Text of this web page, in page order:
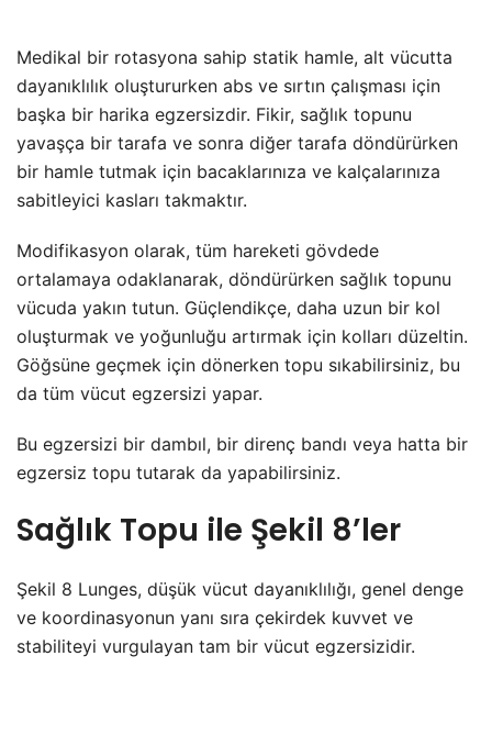
Medikal bir rotasyona sahip statik hamle, alt vücutta
dayanıklılık oluştururken abs ve sırtın çalışması için
başka bir harika egzersizdir. Fikir, sağlık topunu
yavaşça bir tarafa ve sonra diğer tarafa döndürürken
bir hamle tutmak için bacaklarınıza ve kalçalarınıza
sabitleyici kasları takmaktır.
Modifikasyon olarak, tüm hareketi gövdede
ortalamaya odaklanarak, döndürürken sağlık topunu
vücuda yakın tutun. Güçlendikçe, daha uzun bir kol
oluşturmak ve yoğunluğu artırmak için kolları düzeltin.
Göğsüne geçmek için dönerken topu sıkabilirsiniz, bu
da tüm vücut egzersizi yapar.
Bu egzersizi bir dambıl, bir direnç bandı veya hatta bir
egzersiz topu tutarak da yapabilirsiniz.
Sağlık Topu ile Şekil 8’ler
Şekil 8 Lunges, düşük vücut dayanıklılığı, genel denge
ve koordinasyonun yanı sıra çekirdek kuvvet ve
stabiliteyi vurgulayan tam bir vücut egzersizidir.